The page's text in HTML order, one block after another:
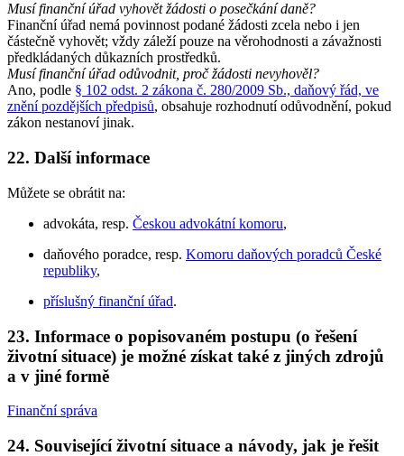
Musí finanční úřad vyhovět žádosti o posečkání daně?
Finanční úřad nemá povinnost podané žádosti zcela nebo i jen
částečně vyhovět; vždy záleží pouze na věrohodnosti a závažnosti
předkládaných důkazních prostředků.
Musí finanční úřad odůvodnit, proč žádosti nevyhověl?
Ano, podle § 102 odst. 2 zákona č. 280/2009 Sb., daňový řád, ve
znění pozdějších předpisů, obsahuje rozhodnutí odůvodnění, pokud
zákon nestanoví jinak.
22. Další informace
Můžete se obrátit na:
advokáta, resp. Českou advokátní komoru,
daňového poradce, resp. Komoru daňových poradců České
republiky,
příslušný finanční úřad.
23. Informace o popisovaném postupu (o řešení
životní situace) je možné získat také z jiných zdrojů
a v jiné formě
Finanční správa
24. Související životní situace a návody, jak je řešit